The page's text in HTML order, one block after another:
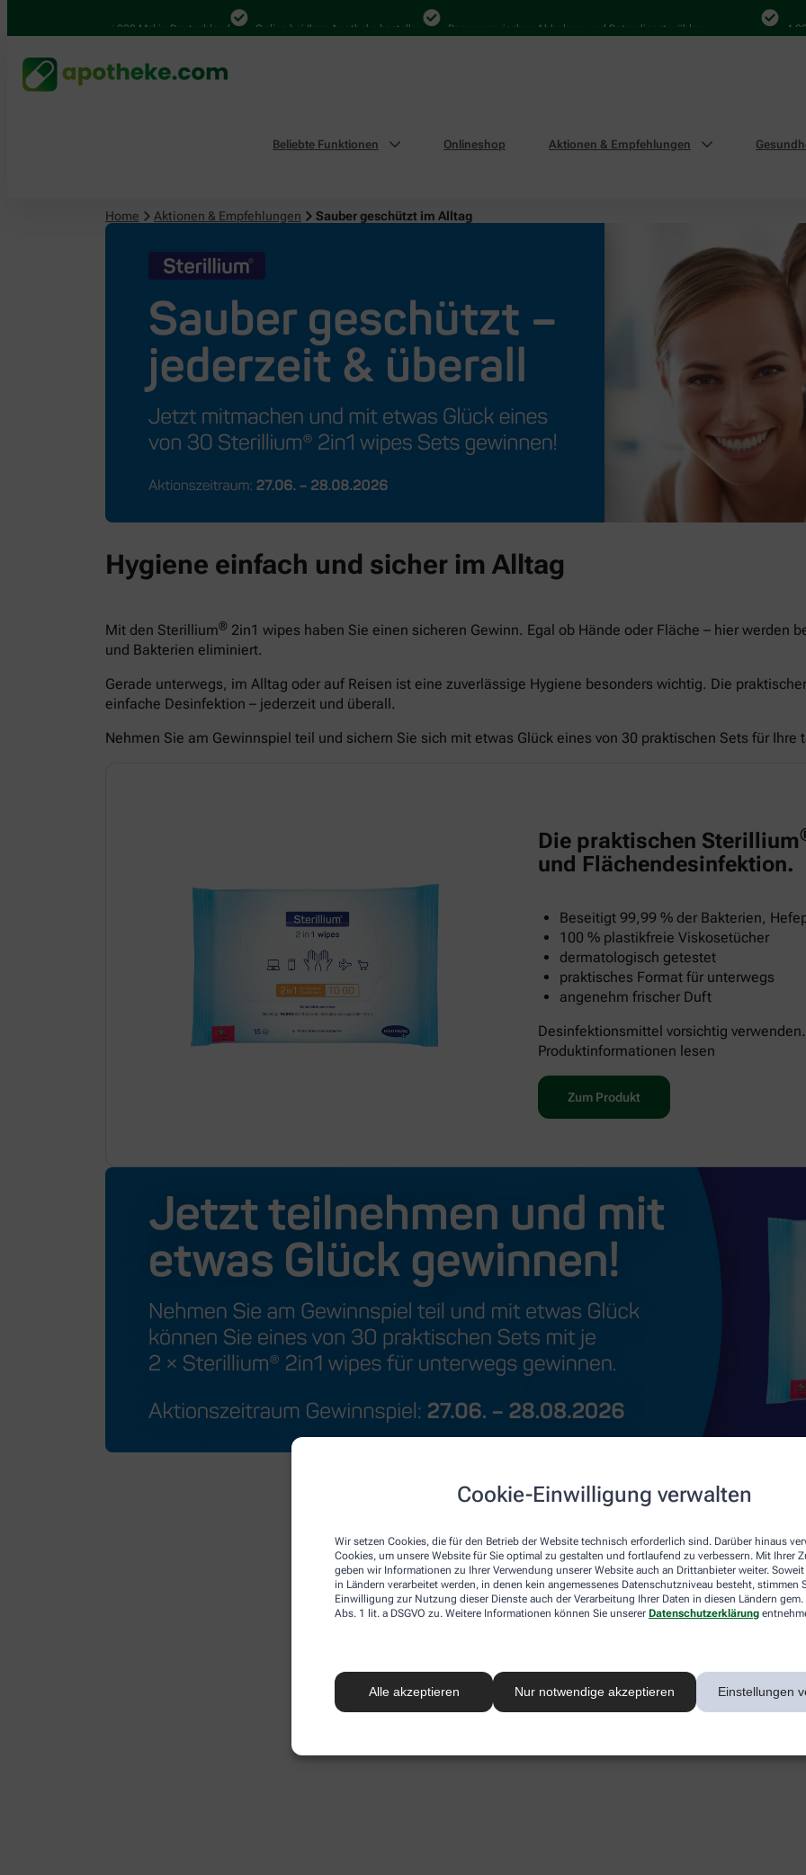
Cookie-Einwilligung verwalten
Wir setzen Cookies, die für den Betrieb der Website technisch erforderlich sind. Darüber hinaus
Cookies, um unsere Website für Sie optimal zu gestalten und fortlaufend zu verbessern. Mit Ihrer
geben wir Informationen zu Ihrer Verwendung unserer Website auch an Drittanbieter weiter. Soweit
in Ländern verarbeitet werden, in denen kein angemessenes Datenschutzniveau besteht, stimmen
Einwilligung zur Nutzung dieser Dienste auch der Verarbeitung Ihrer Daten in diesen Ländern
Abs. 1 lit. a DSGVO zu. Weitere Informationen können Sie unserer Datenschutzerklärung
Alle akzeptieren Nur notwendige akzeptieren Einstellungen
4.000 Mal in Deutschland Online bei Ihrer Apotheke bestellen Bequem zwischen Abholung und Botendienst wählen 4.000
Beliebte Funktionen Onlineshop Aktionen & Empfehlungen
Home Aktionen & Empfehlungen Sauber geschützt im Alltag
Hygiene einfach und sicher im Alltag
Mit den Sterillium® 2in1 wipes haben Sie einen sicheren Gewinn. Egal ob Hände oder Fläche – hier werden
und Bakterien eliminiert.
Gerade unterwegs, im Alltag oder auf Reisen ist eine zuverlässige Hygiene besonders wichtig. Die
einfache Desinfektion – jederzeit und überall.
Nehmen Sie am Gewinnspiel teil und sichern Sie sich mit etwas Glück eines von 30 praktischen Sets für Ihre
Die praktischen Sterillium
und Flächendesinfektion.
Beseitigt 99,99 % der Bakterien,
100 % plastikfreie Viskosetücher
dermatologisch getestet
praktisches Format für unterwegs
angenehm frischer Duft
Desinfektionsmittel vorsichtig
Produktinformationen lesen
Zum Produkt